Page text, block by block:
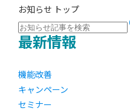
お知らせ トップ
最新情報
機能改善
キャンペーン
セミナー